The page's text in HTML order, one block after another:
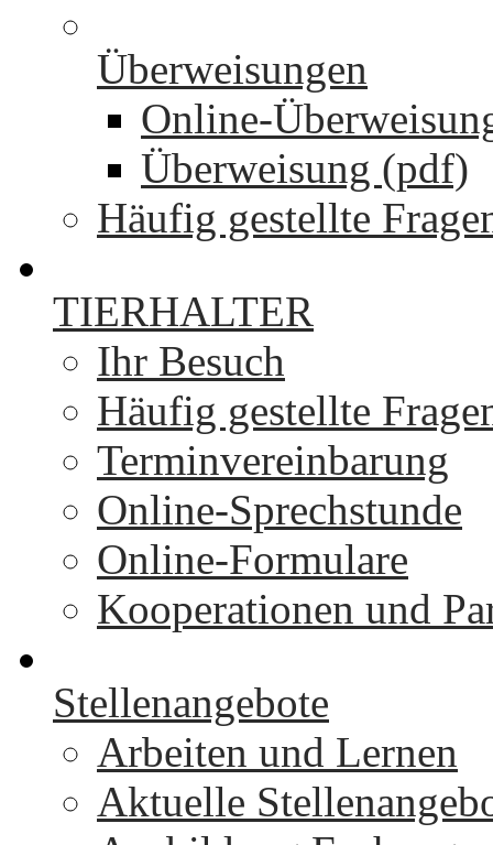
Überweisungen
Online-
Überweisung (pdf)
Häufig gestellte
TIERHALTER
Ihr Besuch
Häufig gestellte
Terminvereinbarung
Online-Sprechstunde
Online-Formulare
Kooperationen und
Stellenangebote
Arbeiten und Lernen
Aktuelle